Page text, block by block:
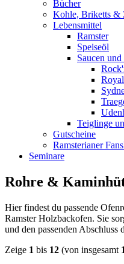
Bücher
Kohle, Briketts &
Lebensmittel
Ramster
Speiseöl
Saucen
Teiglinge
Gutscheine
Ramsterianer
Seminare
Rohre &
Hier findest du passende
Ramster Holzbackofen. Sie
und den passenden Abschluss
Zeige 1 bis 12 (von insgesamt